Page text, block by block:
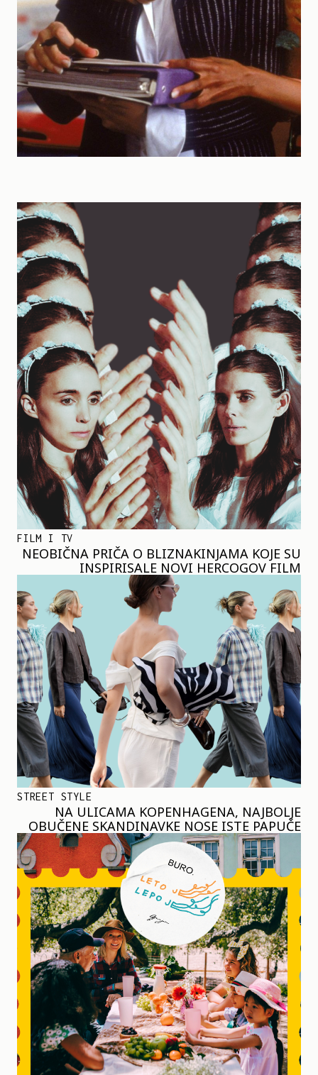
FILM I TV
NEOBIČNA PRIČA O BLIZNAKINJAMA KOJE SU
INSPIRISALE NOVI HERCOGOV FILM
STREET STYLE
NA ULICAMA KOPENHAGENA, NAJBOLJE
OBUČENE SKANDINAVKE NOSE ISTE PAPUČE